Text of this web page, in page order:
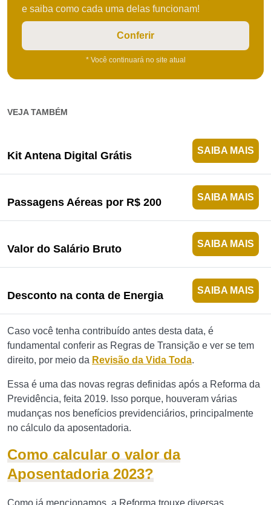
e saiba como cada uma delas funcionam!
Conferir
* Você continuará no site atual
VEJA TAMBÉM
Kit Antena Digital Grátis SAIBA MAIS
Passagens Aéreas por R$ 200 SAIBA MAIS
Valor do Salário Bruto SAIBA MAIS
Desconto na conta de Energia SAIBA MAIS
Caso você tenha contribuído antes desta data, é
fundamental conferir as Regras de Transição e ver se tem
direito, por meio da Revisão da Vida Toda.
Essa é uma das novas regras definidas após a Reforma da
Previdência, feita 2019. Isso porque, houveram várias
mudanças nos benefícios previdenciários, principalmente
no cálculo da aposentadoria.
Como calcular o valor da
Aposentadoria 2023?
Como já mencionamos, a Reforma trouxe diversas